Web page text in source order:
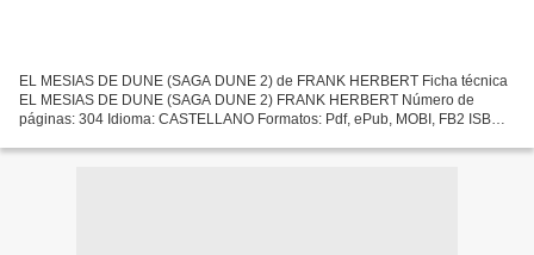
EL MESIAS DE DUNE (SAGA DUNE 2) de FRANK HERBERT Ficha técnica
EL MESIAS DE DUNE (SAGA DUNE 2) FRANK HERBERT Número de
páginas: 304 Idioma: CASTELLANO Formatos: Pdf, ePub, MOBI, FB2 ISBN: